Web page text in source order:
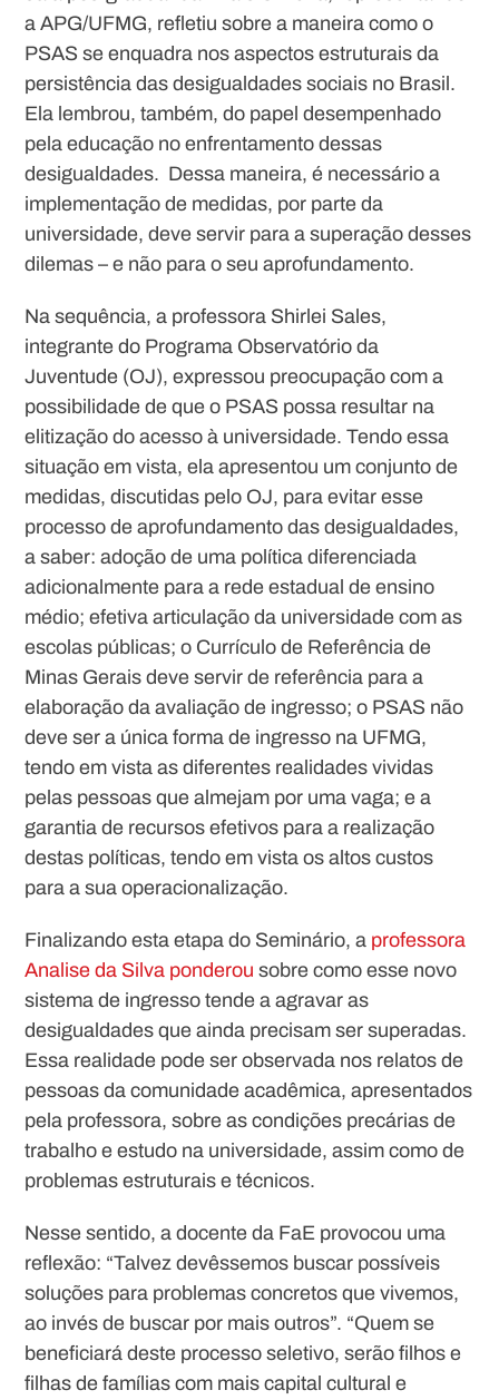
a APG/UFMG, refletiu sobre a maneira como o
PSAS se enquadra nos aspectos estruturais da
persistência das desigualdades sociais no Brasil.
Ela lembrou, também, do papel desempenhado
pela educação no enfrentamento dessas
desigualdades. Dessa maneira, é necessário a
implementação de medidas, por parte da
universidade, deve servir para a superação desses
dilemas – e não para o seu aprofundamento.
Na sequência, a professora Shirlei Sales,
integrante do Programa Observatório da
Juventude (OJ), expressou preocupação com a
possibilidade de que o PSAS possa resultar na
elitização do acesso à universidade. Tendo essa
situação em vista, ela apresentou um conjunto de
medidas, discutidas pelo OJ, para evitar esse
processo de aprofundamento das desigualdades,
a saber: adoção de uma política diferenciada
adicionalmente para a rede estadual de ensino
médio; efetiva articulação da universidade com as
escolas públicas; o Currículo de Referência de
Minas Gerais deve servir de referência para a
elaboração da avaliação de ingresso; o PSAS não
deve ser a única forma de ingresso na UFMG,
tendo em vista as diferentes realidades vividas
pelas pessoas que almejam por uma vaga; e a
garantia de recursos efetivos para a realização
destas políticas, tendo em vista os altos custos
para a sua operacionalização.
Finalizando esta etapa do Seminário, a professora
Analise da Silva ponderou sobre como esse novo
sistema de ingresso tende a agravar as
desigualdades que ainda precisam ser superadas.
Essa realidade pode ser observada nos relatos de
pessoas da comunidade acadêmica, apresentados
pela professora, sobre as condições precárias de
trabalho e estudo na universidade, assim como de
problemas estruturais e técnicos.
Nesse sentido, a docente da FaE provocou uma
reflexão: “Talvez devêssemos buscar possíveis
soluções para problemas concretos que vivemos,
ao invés de buscar por mais outros”. “Quem se
beneficiará deste processo seletivo, serão filhos e
filhas de famílias com mais capital cultural e